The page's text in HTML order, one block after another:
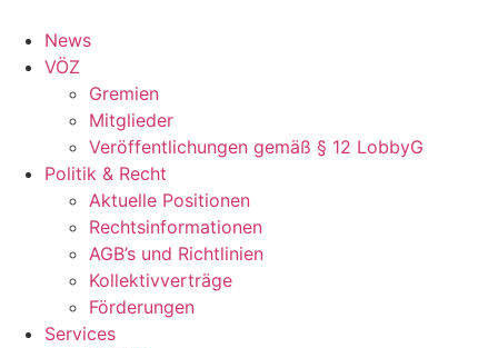
Inhalt
springen
News
VÖZ
Gremien
Mitglieder
Veröffentlichungen gemäß § 12 LobbyG
Politik & Recht
Aktuelle Positionen
Rechtsinformationen
AGB’s und Richtlinien
Kollektivverträge
Förderungen
Services